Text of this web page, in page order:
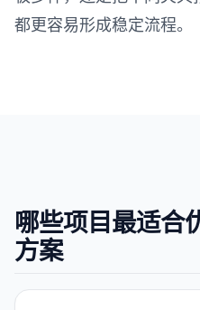
都更容易形成稳定流程。
哪些项目最适合
方案